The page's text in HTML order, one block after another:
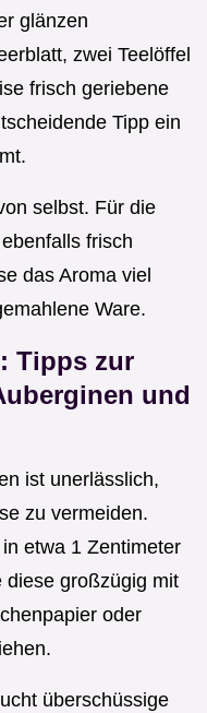
glänzen
zwei Teelöffel
frisch geriebene
Tipp ein
selbst. Für die
frisch
das Aroma viel
Ware.
Tipps zur
und
ist unerlässlich,
zu vermeiden.
etwa 1 Zentimeter
diese großzügig mit
oder
überschüssige